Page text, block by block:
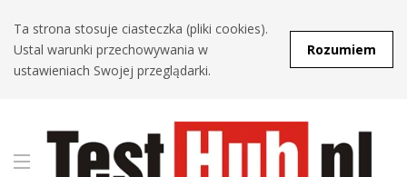
Ta strona stosuje ciasteczka (pliki cookies).
Ustal warunki przechowywania w
ustawieniach Swojej przeglądarki.
Rozumiem